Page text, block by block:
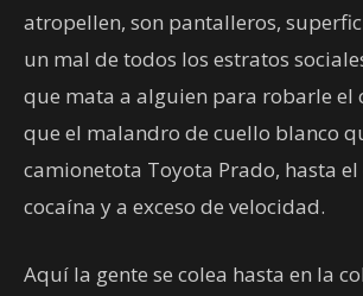
atropellen, son pantalleros,
un mal de todos los estratos
que mata a alguien para robarle el
que el malandro de cuello blanco
camionetota Toyota Prado, hasta el
cocaína y a exceso de velocidad.
Aquí la gente se colea hasta en la